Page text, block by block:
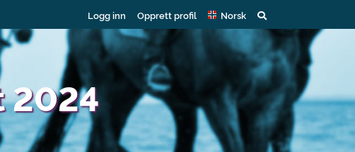
Logg inn Opprett profil Norsk
2024